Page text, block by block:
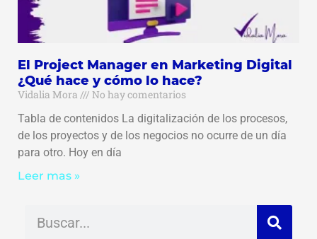
El Project Manager en Marketing Digital
¿Qué hace y cómo lo hace?
Vidalia Mora
No hay comentarios
Tabla de contenidos La digitalización de los procesos,
de los proyectos y de los negocios no ocurre de un día
para otro. Hoy en día
Leer mas »